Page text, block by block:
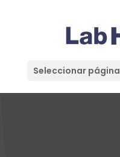
Seleccionar página